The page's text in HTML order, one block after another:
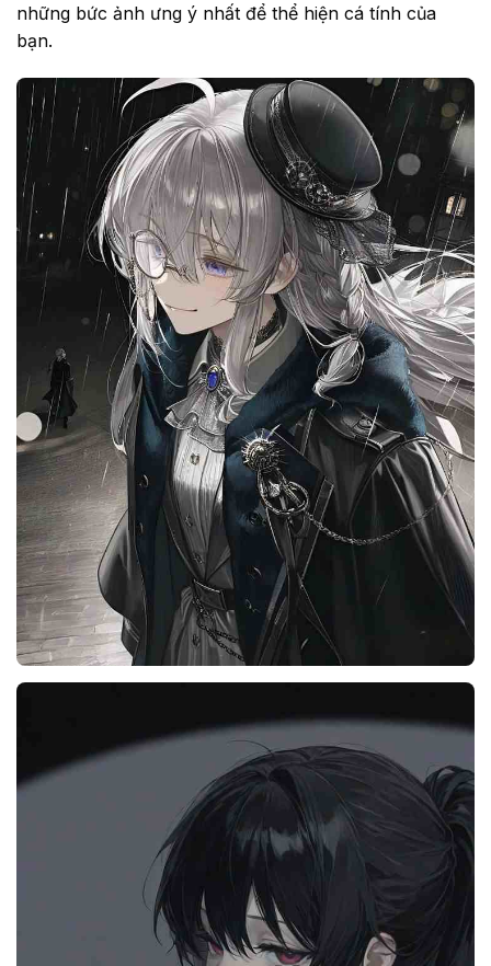
những bức ảnh ưng ý nhất để thể hiện cá tính của
bạn.